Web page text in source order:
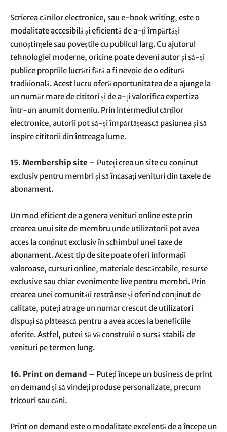
Scrierea cărților electronice, sau e-book writing, este o
modalitate accesibilă și eficientă de a-ți împărtăși
cunoștințele sau poveștile cu publicul larg. Cu ajutorul
tehnologiei moderne, oricine poate deveni autor și să-și
publice propriile lucrări fără a fi nevoie de o editură
tradițională. Acest lucru oferă oportunitatea de a ajunge la
un număr mare de cititori și de a-ți valorifica expertiza
într-un anumit domeniu. Prin intermediul cărților
electronice, autorii pot să-și împărtășească pasiunea și să
inspire cititorii din întreaga lume.
15. Membership site – Puteți crea un site cu conținut
exclusiv pentru membri și să încasați venituri din taxele de
abonament.
Un mod eficient de a genera venituri online este prin
crearea unui site de membru unde utilizatorii pot avea
acces la conținut exclusiv în schimbul unei taxe de
abonament. Acest tip de site poate oferi informații
valoroase, cursuri online, materiale descărcabile, resurse
exclusive sau chiar evenimente live pentru membri. Prin
crearea unei comunități restrânse și oferind conținut de
calitate, puteți atrage un număr crescut de utilizatori
dispuși să plătească pentru a avea acces la beneficiile
oferite. Astfel, puteți să vă construiți o sursă stabilă de
venituri pe termen lung.
16. Print on demand – Puteți începe un business de print
on demand și să vindeți produse personalizate, precum
tricouri sau căni.
Print on demand este o modalitate excelentă de a începe un